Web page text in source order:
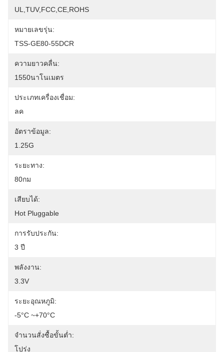
UL,TUV,FCC,CE,ROHS
หมายเลขรุ่น:
TSS-GE80-55DCR
ความยาวคลื่น:
1550นาโนเมตร
ประเภทเครื่องเชื่อม:
ลค
อัตราข้อมูล:
1.25G
ระยะทาง:
80กม
เสียบได้:
Hot Pluggable
การรับประกัน:
3 ปี
พลังงาน:
3.3V
ระยะอุณหภูมิ:
-5°C ~+70°C
จำนวนสั่งซื้อขั้นต่ำ:
โปร่ง